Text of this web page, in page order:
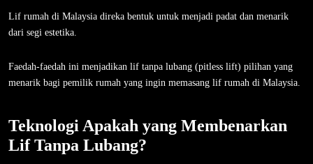
Lif rumah di Malaysia direka bentuk untuk menjadi padat dan menarik
dari segi estetika.
Faedah-faedah ini menjadikan lif tanpa lubang (pitless lift) pilihan yang
menarik bagi pemilik rumah yang ingin memasang lif rumah di Malaysia.
Teknologi Apakah yang Membenarkan
Lif Tanpa Lubang?